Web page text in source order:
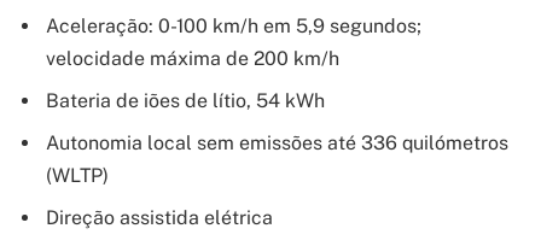
Aceleração: 0-100 km/h em 5,9 segundos;
velocidade máxima de 200 km/h
Bateria de iões de lítio, 54 kWh
Autonomia local sem emissões até 336 quilómetros
(WLTP)
Direção assistida elétrica